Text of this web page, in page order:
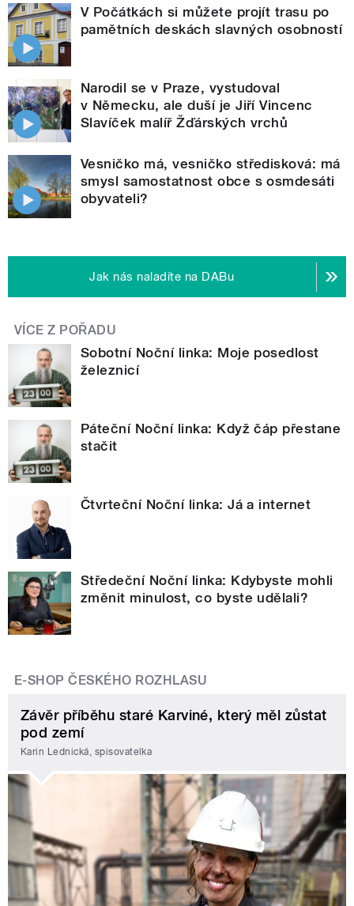
V Počátkách si můžete projít trasu po
pamětních deskách slavných osobností
Narodil se v Praze, vystudoval
v Německu, ale duší je Jiří Vincenc
Slavíček malíř Žďárských vrchů
Vesničko má, vesničko středisková: má
smysl samostatnost obce s osmdesáti
obyvateli?
Jak nás naladíte na DABu
VÍCE Z POŘADU
Sobotní Noční linka: Moje posedlost
železnicí
Páteční Noční linka: Když čáp přestane
stačit
Čtvrteční Noční linka: Já a internet
Středeční Noční linka: Kdybyste mohli
změnit minulost, co byste udělali?
E-SHOP ČESKÉHO ROZHLASU
Závěr příběhu staré Karviné, který měl zůstat
pod zemí
Karin Lednická, spisovatelka